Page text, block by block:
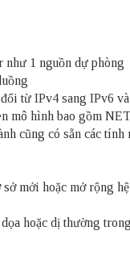
như 1 nguồn dự phòng
từ IPv4 sang IPv6
mô hình bao gồm
cũng có sẵn các tính
mới hoặc mở rộng
hoặc dị thường